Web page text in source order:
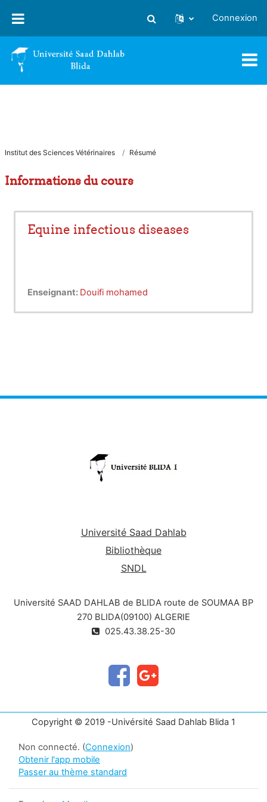
Activer/désactiver la saisie
Connexion
Institut des Sciences Vétérinaires Résumé
Informations du cours
Equine infectious diseases
Enseignant: Douifi mohamed
Université Saad Dahlab
Bibliothèque
SNDL
Université SAAD DAHLAB de BLIDA route de SOUMAA BP
270 BLIDA(09100) ALGERIE
025.43.38.25-30
Copyright © 2019 -Univérsité Saad Dahlab Blida 1
Non connecté. (Connexion)
Obtenir l'app mobile
Passer au thème standard